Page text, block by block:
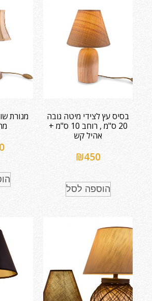
בסיס עץ לצידי מיטה גובה
20 ס"מ , רוחב 10 ס"מ +
אהיל קש
₪450
הוספה לסל
מנורת